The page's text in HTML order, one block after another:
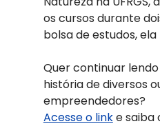
os cursos durante
bolsa de estudos,
Quer continuar
história de diversos
empreendedores?
Acesse o link e saiba